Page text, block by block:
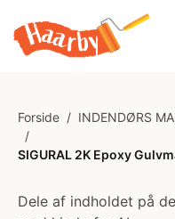
Forside / INDENDØRS
/
SIGURAL 2K Epoxy
Dele af indholdet på